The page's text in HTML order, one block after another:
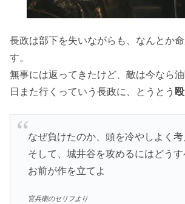
長政は部下を失いながらも、なんとか
す。
無事には返ってきたけど、敵は今なら
日また行くっていう長政に、とうとう
なぜ負けたのか、頭を冷やしよく考
そして、城井谷を攻めるにはどうす
お前が作を立てよ
官兵衛のセリフより